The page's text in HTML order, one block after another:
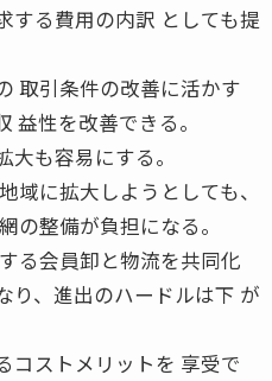
する費用の内訳 としても提
取引条件の改善に活かす
益性を改善できる。
も容易にする。
域に拡大しようとしても、
の整備が負担になる。
る会員卸と物流を共同化
り、進出のハードルは下 が
コストメリットを 享受で